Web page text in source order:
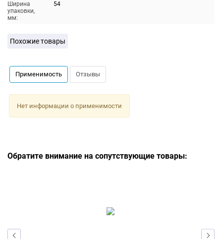
Ширина
упаковки,
мм:
54
Похожие товары
Применимость Отзывы
Нет информации о применимости
Обратите внимание на сопутствующие товары: